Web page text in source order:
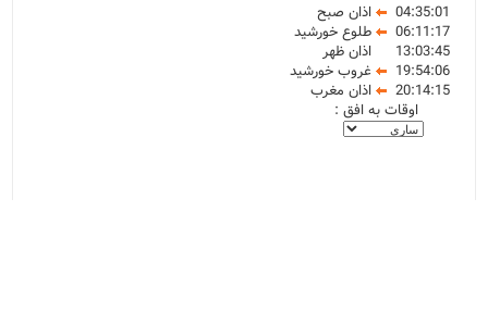
04:35:01
اذان صبح
06:11:17
طلوع خورشید
13:03:45
اذان ظهر
19:54:06
غروب خورشید
20:14:15
اذان مغرب
اوقات به افق :